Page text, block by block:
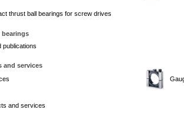
thrust ball bearings for screw drives
bearings
publications
and services
and services